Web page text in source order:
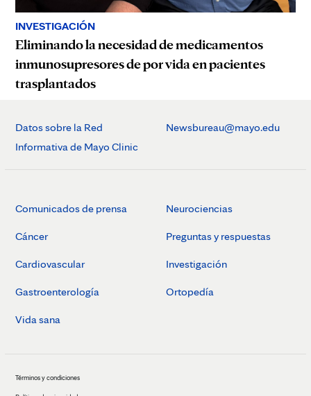
INVESTIGACIÓN
Eliminando la necesidad de medicamentos
inmunosupresores de por vida en pacientes
trasplantados
Datos sobre la Red
Informativa de Mayo Clinic
Newsbureau@mayo.edu
Comunicados de prensa
Cáncer
Cardiovascular
Gastroenterología
Vida sana
Neurociencias
Preguntas y respuestas
Investigación
Ortopedía
Términos y condiciones